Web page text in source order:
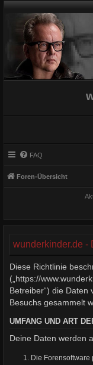
FAQ
Foren-Übersicht
wunderkinder.de -
Diese Richtlinie
(„https://
Betreiber“) die
Besuchs gesammelt
UMFANG UND ART
Deine Daten werden
Die Forensoftware